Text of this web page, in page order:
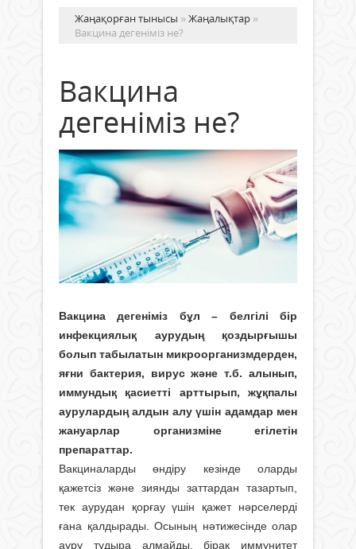
Жаңақорған тынысы »Жаңалықтар »
Вакцина дегеніміз не?
Вакцина
дегеніміз не?
Вакцина дегеніміз бұл – белгілі бір
инфекциялық аурудың қоздырғышы
болып табылатын микроорганизмдерден,
яғни бактерия, вирус және т.б. алынып,
иммундық қасиетті арттырып, жұқпалы
аурулардың алдын алу үшін адамдар мен
жануарлар организміне егілетін
препараттар.
Вакциналарды өндіру кезінде оларды
қажетсіз және зиянды заттардан тазартып,
тек аурудан қорғау үшін қажет нәрселерді
ғана қалдырады. Осының нәтижесінде олар
ауру тудыра алмайды, бірақ иммунитет